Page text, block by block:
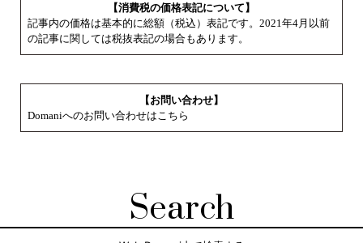
【消費税の価格表記について】
記事内の価格は基本的に総額（税込）表記です。2021年4月以前
の記事に関しては税抜表記の場合もあります。
【お問い合わせ】
Domaniへのお問い合わせはこちら
Search